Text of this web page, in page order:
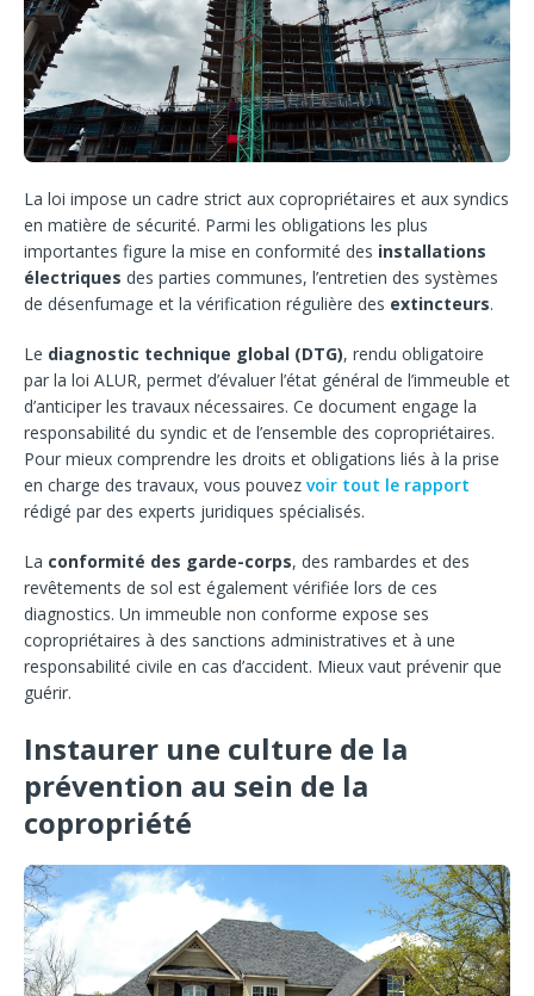
La loi impose un cadre strict aux copropriétaires et aux syndics
en matière de sécurité. Parmi les obligations les plus
importantes figure la mise en conformité des installations
électriques des parties communes, l’entretien des systèmes
de désenfumage et la vérification régulière des extincteurs.
Le diagnostic technique global (DTG), rendu obligatoire
par la loi ALUR, permet d’évaluer l’état général de l’immeuble et
d’anticiper les travaux nécessaires. Ce document engage la
responsabilité du syndic et de l’ensemble des copropriétaires.
Pour mieux comprendre les droits et obligations liés à la prise
en charge des travaux, vous pouvez voir tout le rapport
rédigé par des experts juridiques spécialisés.
La conformité des garde-corps, des rambardes et des
revêtements de sol est également vérifiée lors de ces
diagnostics. Un immeuble non conforme expose ses
copropriétaires à des sanctions administratives et à une
responsabilité civile en cas d’accident. Mieux vaut prévenir que
guérir.
Instaurer une culture de la
prévention au sein de la
copropriété